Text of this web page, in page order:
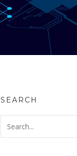
SEARCH